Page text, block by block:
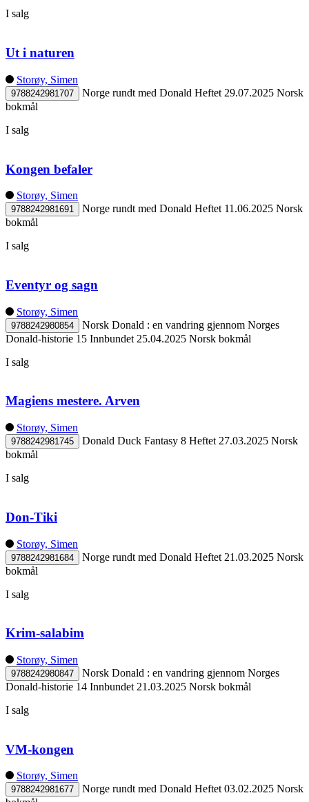
I salg
Ut i naturen
Storøy, Simen
9788242981707 Norge rundt med Donald Heftet 29.07.2025 Norsk
bokmål
I salg
Kongen befaler
Storøy, Simen
9788242981691 Norge rundt med Donald Heftet 11.06.2025 Norsk
bokmål
I salg
Eventyr og sagn
Storøy, Simen
9788242980854
Norsk Donald : en vandring gjennom Norges
Donald-historie 15 Innbundet 25.04.2025 Norsk bokmål
I salg
Magiens mestere. Arven
Storøy, Simen
9788242981745 Donald Duck Fantasy 8 Heftet 27.03.2025 Norsk
bokmål
I salg
Don-Tiki
Storøy, Simen
9788242981684 Norge rundt med Donald Heftet 21.03.2025 Norsk
bokmål
I salg
Krim-salabim
Storøy, Simen
9788242980847
Norsk Donald : en vandring gjennom Norges
Donald-historie 14 Innbundet 21.03.2025 Norsk bokmål
I salg
VM-kongen
Storøy, Simen
9788242981677 Norge rundt med Donald Heftet 03.02.2025 Norsk